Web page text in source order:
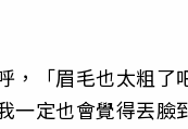
，「眉毛也太粗
一定也會覺得丟